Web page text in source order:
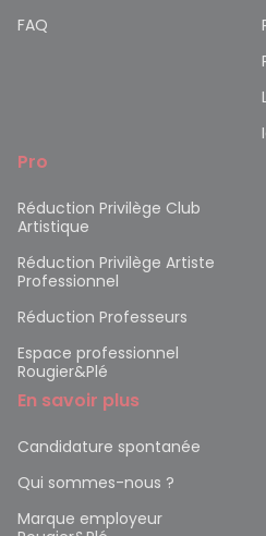
FAQ
Pro
Réduction Privilège Club
Artistique
Réduction Privilège Artiste
Professionnel
Réduction Professeurs
Espace professionnel
Rougier&Plé
En savoir plus
Candidature spontanée
Qui sommes-nous ?
Marque employeur